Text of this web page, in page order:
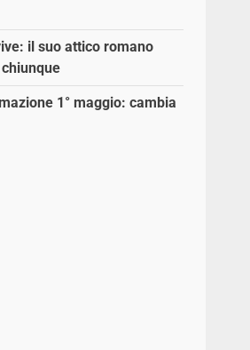
il suo attico romano
1° maggio: cambia